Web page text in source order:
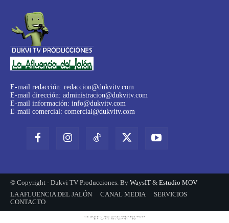
E-mail redacción: redaccion@dukvitv.com
E-mail dirección: administracion@dukvitv.com
E-mail información: info@dukvitv.com
E-mail comercial: comercial@dukvitv.com
© Copyright - Dukvi TV Producciones. By WaysIT & Estudio MOV
LA AFLUENCIA DEL JALÓN
CANAL MEDIA
SERVICIOS
CONTACTO